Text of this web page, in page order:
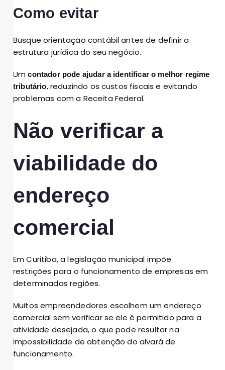
Como evitar
Busque orientação contábil antes de definir a
estrutura jurídica do seu negócio.
Umcontadorpode ajudar a identificar o melhor regime
tributário, reduzindo os custos fiscais e evitando
problemas com a Receita Federal.
Não verificar a
viabilidade do
endereço
comercial
Em Curitiba, a legislação municipal impõe
restrições para o funcionamento de empresas em
determinadas regiões.
Muitos empreendedores escolhem um endereço
comercial sem verificar se ele é permitido para a
atividade desejada, o que pode resultar na
impossibilidade de obtenção do alvará de
funcionamento.